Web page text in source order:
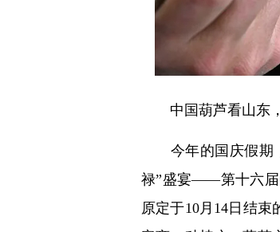
中国葫芦看山东，
今年的国庆假期，
禄”盛宴——第十六届
原定于10月14日结